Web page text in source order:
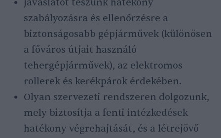
Javaslatot teszünk hatékony
szabályozásra és ellenőrzésre a
biztonságosabb gépjárművek (különösen
a főváros útjait használó
tehergépjárművek), az elektromos
rollerek és kerékpárok érdekében.
Olyan szervezeti rendszeren dolgozunk,
mely biztosítja a fenti intézkedések
hatékony végrehajtását, és a létrejövő